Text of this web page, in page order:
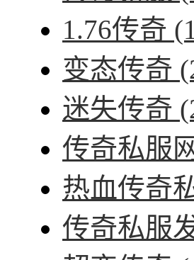
1.76传奇
变态传奇
迷失传奇
传奇私服
热血传奇
传奇私服